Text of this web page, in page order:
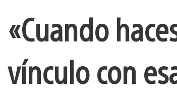
«Cuando
vínculo con